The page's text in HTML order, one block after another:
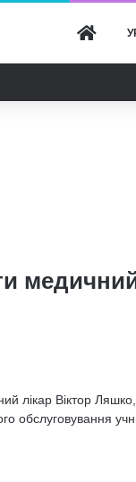
лікар Віктор